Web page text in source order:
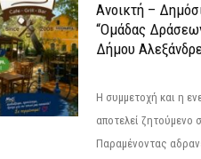
Ανοικτή –
“Ομάδας
Δήμου
Η συμμετοχή και η
αποτελεί ζητούμενο
Παραμένοντας